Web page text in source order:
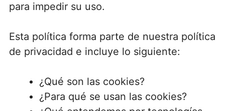
para impedir su uso.
Esta política forma parte de nuestra política
de privacidad e incluye lo siguiente:
¿Qué son las cookies?
¿Para qué se usan las cookies?